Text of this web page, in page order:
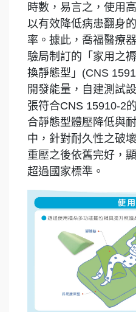
時數，易言之，使用
以有效降低病患翻身
率。據此，喬福醫療
驗局制訂的「家用之
換靜態型」(CNS
開發能量，自建測試
張符合CNS 15910-2
合靜態型體壓降低與
中，針對耐久性之破
重壓之後依舊完好，
超過國家標準。